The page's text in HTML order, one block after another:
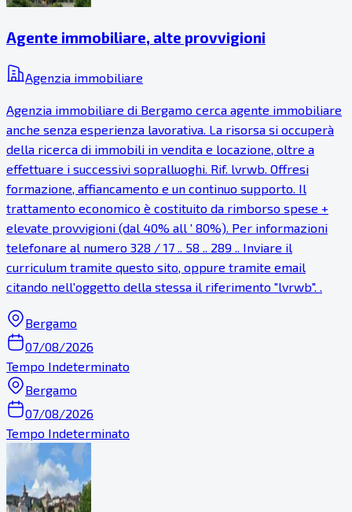
Agente immobiliare, alte provvigioni
Agenzia immobiliare
Agenzia immobiliare di Bergamo cerca agente immobiliare
anche senza esperienza lavorativa. La risorsa si occuperà
della ricerca di immobili in vendita e locazione, oltre a
effettuare i successivi sopralluoghi. Rif. lvrwb. Offresi
formazione, affiancamento e un continuo supporto. Il
trattamento economico è costituito da rimborso spese +
elevate provvigioni (dal 40% all ' 80%). Per informazioni
telefonare al numero 328 / 17 .. 58 .. 289 .. Inviare il
curriculum tramite questo sito, oppure tramite email
citando nell'oggetto della stessa il riferimento "lvrwb". .
Bergamo
07/08/2026
Tempo Indeterminato
Bergamo
07/08/2026
Tempo Indeterminato